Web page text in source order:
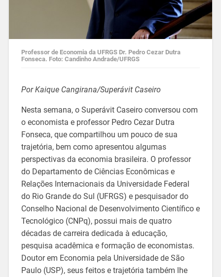
Professor de Economia da UFRGS Dr. Pedro Cezar Dutra
Fonseca. Foto: Candinho Andrade/UFRGS
Por Kaique Cangirana/Superávit Caseiro
Nesta semana, o Superávit Caseiro conversou com
o economista e professor Pedro Cezar Dutra
Fonseca, que compartilhou um pouco de sua
trajetória, bem como apresentou algumas
perspectivas da economia brasileira. O professor
do Departamento de Ciências Econômicas e
Relações Internacionais da Universidade Federal
do Rio Grande do Sul (UFRGS) e pesquisador do
Conselho Nacional de Desenvolvimento Científico e
Tecnológico (CNPq), possui mais de quatro
décadas de carreira dedicada à educação,
pesquisa acadêmica e formação de economistas.
Doutor em Economia pela Universidade de São
Paulo (USP), seus feitos e trajetória também lhe